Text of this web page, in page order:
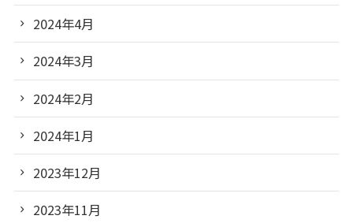
2024年4月
2024年3月
2024年2月
2024年1月
2023年12月
2023年11月